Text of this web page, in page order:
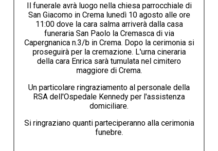
Il funerale avrà luogo nella chiesa parrocchiale di
San Giacomo in Crema lunedì 10 agosto alle ore
11:00 dove la cara salma arriverà dalla casa
funeraria San Paolo la Cremasca di via
Capergnanica n.3/b in Crema. Dopo la cerimonia si
proseguirà per la cremazione. L'urna cineraria
della cara Enrica sarà tumulata nel cimitero
maggiore di Crema.
Un particolare ringraziamento al personale della
RSA dell'Ospedale Kennedy per l'assistenza
domiciliare.
Si ringraziano quanti parteciperanno alla cerimonia
funebre.